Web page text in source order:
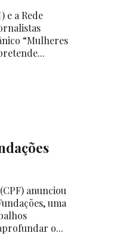
e a Rede
“Mulheres
anunciou
uma
o...